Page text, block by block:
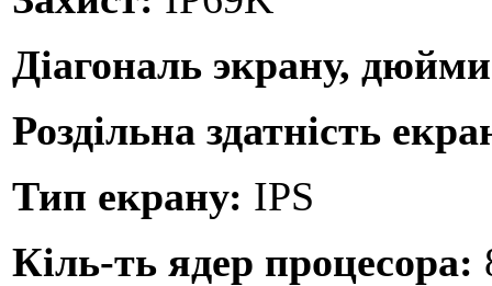
Діагональ экрану,
Роздільна здатність
Тип екрану: IPS
Кіль-ть ядер процесора: